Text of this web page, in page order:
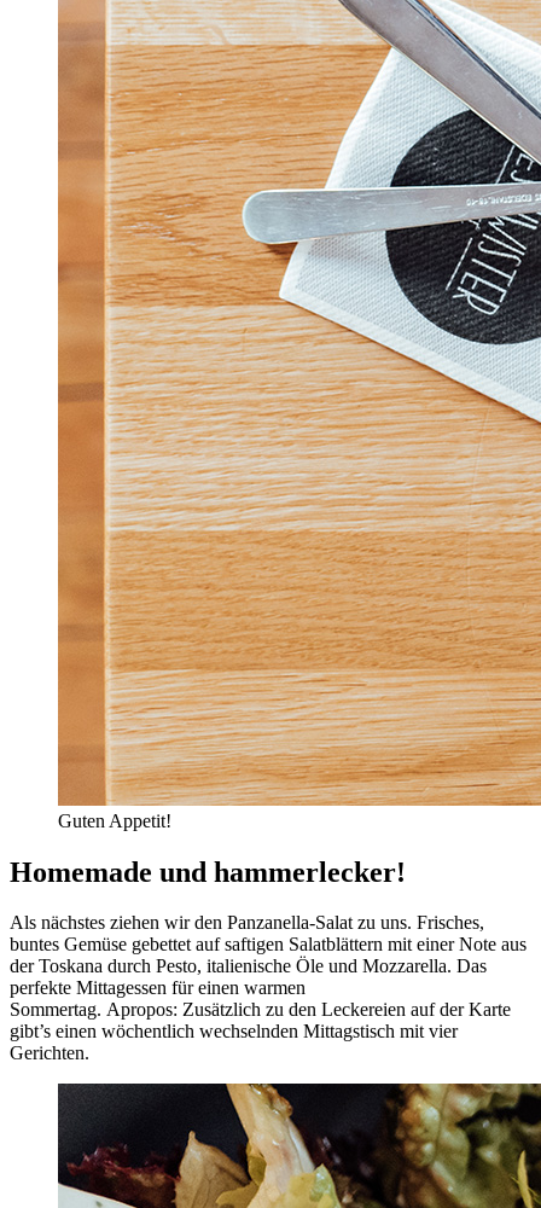
Guten Appetit!
Homemade und hammerlecker!
Als nächstes ziehen wir den Panzanella-Salat zu uns. Frisches,
buntes Gemüse gebettet auf saftigen Salatblättern mit einer Note aus
der Toskana durch Pesto, italienische Öle und Mozzarella. Das
perfekte Mittagessen für einen warmen
Sommertag. Apropos: Zusätzlich zu den Leckereien auf der Karte
gibt’s einen wöchentlich wechselnden Mittagstisch mit vier
Gerichten.